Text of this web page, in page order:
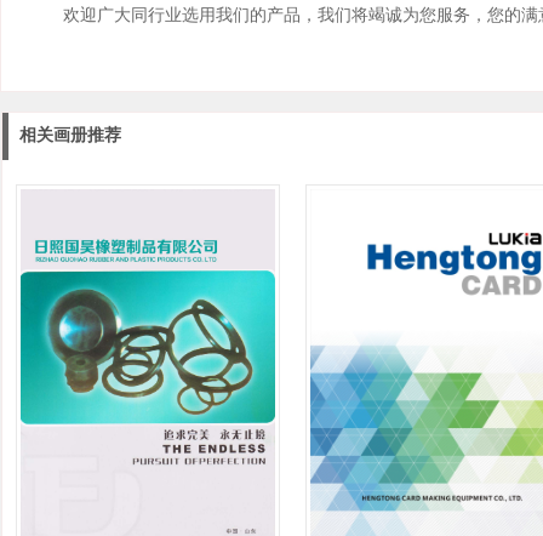
欢迎广大同行业选用我们的产品，我们将竭诚为您服务，您的满
相关画册推荐